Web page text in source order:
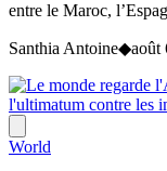
entre le Maroc,
Santhia Antoine◆août
World